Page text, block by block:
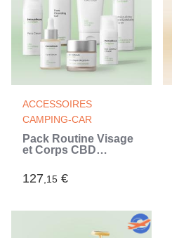
ACCESSOIRES
CAMPING-CAR
Pack Routine Visage
et Corps CBD
127,15 €